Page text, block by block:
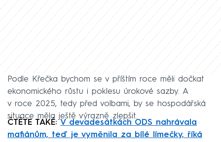
Podle Křečka bychom se v příštím roce měli dočkat
ekonomického růstu i poklesu úrokové sazby. A
v roce 2025, tedy před volbami, by se hospodářská
situace měla ještě výrazně zlepšit.
ČTĚTE TAKÉ:V devadesátkách ODS nahrávala
mafiánům, teď je vyměnila za bílé límečky, říká